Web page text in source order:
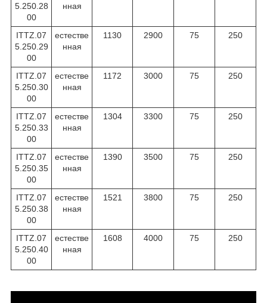
5.250.28
00
нная
ITTZ.07
5.250.29
00
естестве
нная
1130 2900 75 250
ITTZ.07
5.250.30
00
естестве
нная
1172 3000 75 250
ITTZ.07
5.250.33
00
естестве
нная
1304 3300 75 250
ITTZ.07
5.250.35
00
естестве
нная
1390 3500 75 250
ITTZ.07
5.250.38
00
естестве
нная
1521 3800 75 250
ITTZ.07
5.250.40
00
естестве
нная
1608 4000 75 250